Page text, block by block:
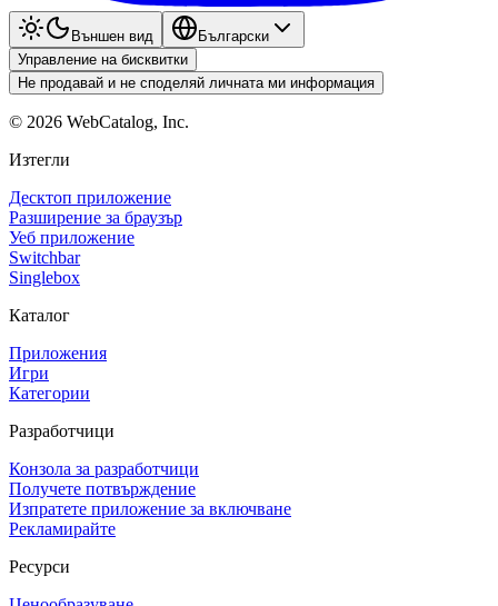
Външен вид
Български
Управление на бисквитки
Не продавай и не споделяй личната ми информация
© 2026 WebCatalog, Inc.
Изтегли
Десктоп приложение
Разширение за браузър
Уеб приложение
Switchbar
Singlebox
Каталог
Приложения
Игри
Категории
Разработчици
Конзола за разработчици
Получете потвърждение
Изпратете приложение за включване
Рекламирайте
Ресурси